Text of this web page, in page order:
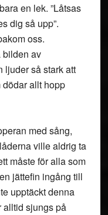
en lek. ”Låtsas
dig så upp”.
oss.
bilden av
ljuder så stark att
dödar allt hopp
med sång,
ville aldrig ta
måste för alla som
jättefin ingång till
upptäckt denna
alltid sjungs på